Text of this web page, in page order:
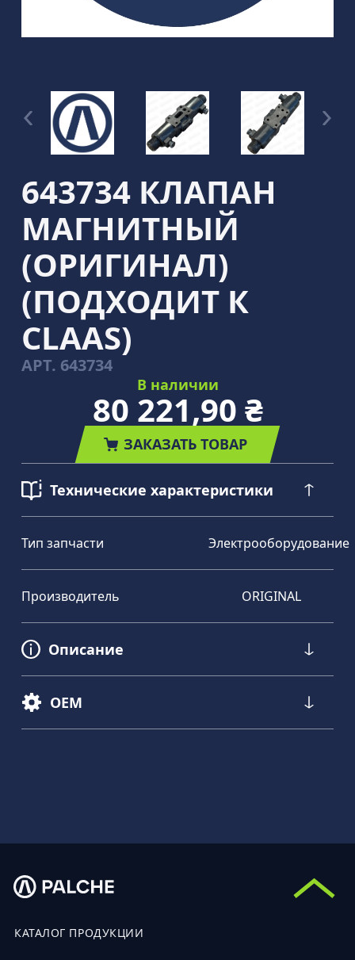
643734 КЛАПАН
МАГНИТНЫЙ
(ОРИГИНАЛ)
(ПОДХОДИТ К
CLAAS)
АРТ. 643734
В наличии
80 221,90 ₴
ЗАКАЗАТЬ ТОВАР
Технические характеристики
Тип запчасти Электрооборудование
Производитель ORIGINAL
Описание
OEM
КАТАЛОГ ПРОДУКЦИИ